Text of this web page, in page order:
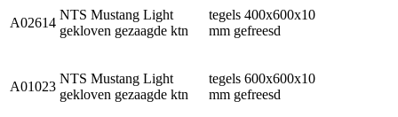
A02614
NTS Mustang Light
gekloven gezaagde ktn
tegels 400x600x10
mm gefreesd
A01023
NTS Mustang Light
gekloven gezaagde ktn
tegels 600x600x10
mm gefreesd